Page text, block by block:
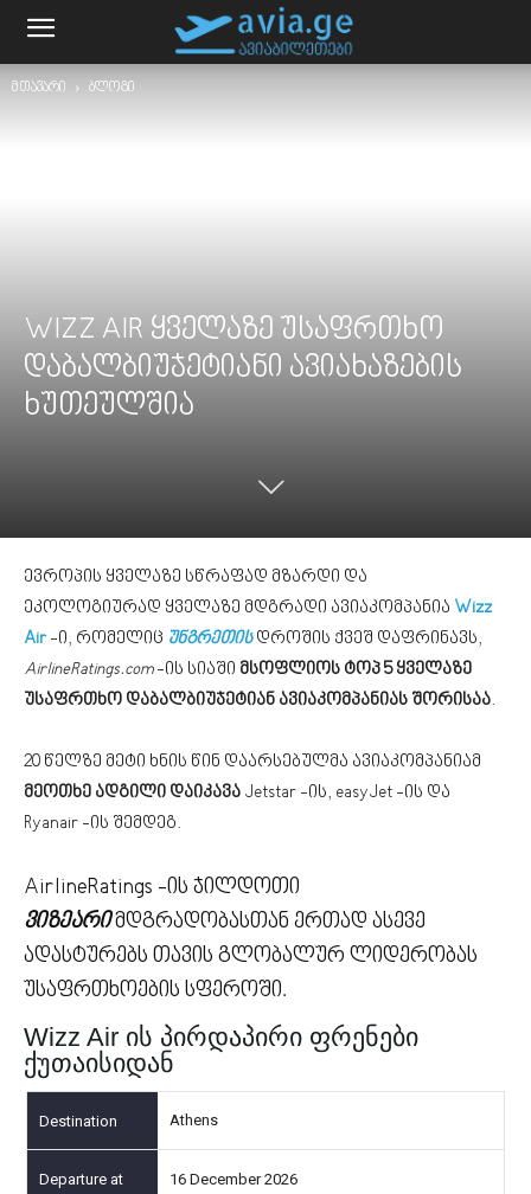
მთავარი ბლოგი
WIZZ AIR ყველაზე უსაფრთხო
დაბალბიუჯეტიანი ავიახაზების
ხუთეულშია
ევროპის ყველაზე სწრაფად მზარდი და
ეკოლოგიურად ყველაზე მდგრადი ავიაკომპანია Wizz
Air -ი, რომელიც უნგრეთის დროშის ქვეშ დაფრინავს,
AirlineRatings.com-ის სიაში მსოფლიოს ტოპ 5 ყველაზე
უსაფრთხო დაბალბიუჯეტიან ავიაკომპანიას შორისაა.
20 წელზე მეტი ხნის წინ დაარსებულმა ავიაკომპანიამ
მეოთხე ადგილი დაიკავა Jetstar -ის, easyJet -ის და
Ryanair -ის შემდეგ.
AirlineRatings -ის ჯილდოთი
ვიზეარიმდგრადობასთან ერთად ასევე
ადასტურებს თავის გლობალურ ლიდერობას
უსაფრთხოების სფეროში.
Wizz Air ის პირდაპირი ფრენები
ქუთაისიდან
Athens
16 December 2026